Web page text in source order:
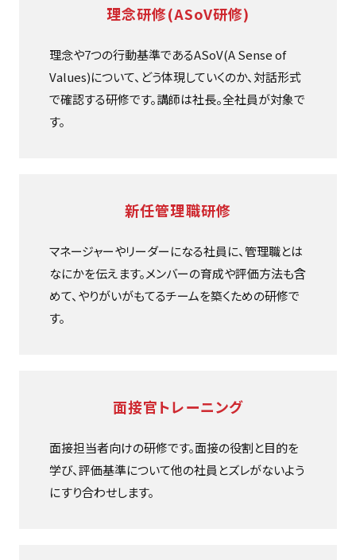
理念研修(ASoV研修)
理念や7つの行動基準であるASoV(A Sense of
Values)について、どう体現していくのか、対話形式
で確認する研修です。講師は社長。全社員が対象で
す。
新任管理職研修
マネージャーやリーダーになる社員に、管理職とは
なにかを伝えます。メンバーの育成や評価方法も含
めて、やりがいがもてるチームを築くための研修で
す。
面接官トレーニング
面接担当者向けの研修です。面接の役割と目的を
学び、評価基準について他の社員とズレがないよう
にすり合わせします。